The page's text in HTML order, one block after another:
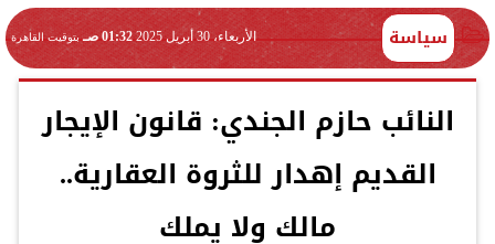
سياسة الأربعاء، 30 أبريل 2025 01:32 صـ بتوقيت القاهرة
النائب حازم الجندي: قانون الإيجار
القديم إهدار للثروة العقارية..
مالك ولا يملك